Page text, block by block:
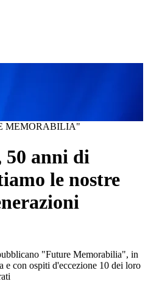
MEMORABILIA"
50 anni di
le nostre
"Future Memorabilia", in
e con ospiti d'eccezione 10 dei loro